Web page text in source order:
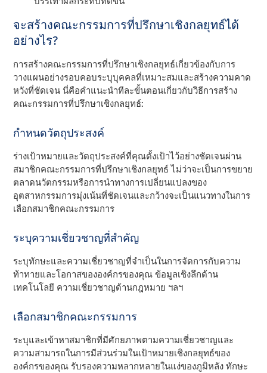
จะสร้างคณะกรรมการที่ปรึกษาเชิงกลยุทธ์ได้
อย่างไร?
การสร้างคณะกรรมการที่ปรึกษาเชิงกลยุทธ์เกี่ยวข้องกับการ
วางแผนอย่างรอบคอบระบุบุคคลที่เหมาะสมและสร้างความคาด
หวังที่ชัดเจน นี่คือคําแนะนําทีละขั้นตอนเกี่ยวกับวิธีการสร้าง
คณะกรรมการที่ปรึกษาเชิงกลยุทธ์:
กําหนดวัตถุประสงค์
ร่างเป้าหมายและวัตถุประสงค์ที่คุณตั้งเป้าไว้อย่างชัดเจนผ่าน
สมาชิกคณะกรรมการที่ปรึกษาเชิงกลยุทธ์ ไม่ว่าจะเป็นการขยาย
ตลาดนวัตกรรมหรือการนําทางการเปลี่ยนแปลงของ
อุตสาหกรรมการมุ่งเน้นที่ชัดเจนและกว้างจะเป็นแนวทางในการ
เลือกสมาชิกคณะกรรมการ
ระบุความเชี่ยวชาญที่สําคัญ
ระบุทักษะและความเชี่ยวชาญที่จําเป็นในการจัดการกับความ
ท้าทายและโอกาสขององค์กรของคุณ ข้อมูลเชิงลึกด้าน
เทคโนโลยี ความเชี่ยวชาญด้านกฎหมาย ฯลฯ
เลือกสมาชิกคณะกรรมการ
ระบุและเข้าหาสมาชิกที่มีศักยภาพตามความเชี่ยวชาญและ
ความสามารถในการมีส่วนร่วมในเป้าหมายเชิงกลยุทธ์ของ
องค์กรของคุณ รับรองความหลากหลายในแง่ของภูมิหลัง ทักษะ